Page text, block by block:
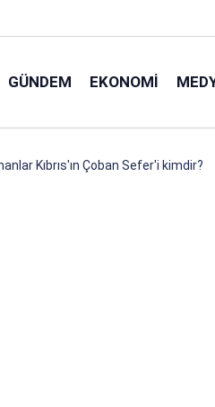
GÜNDEM EKONOMI
Kıbrıs'ın Çoban Sefer'i kimdir?